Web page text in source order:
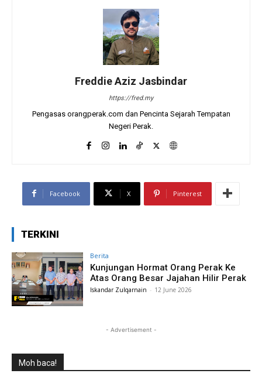
Freddie Aziz Jasbindar
https://fred.my
Pengasas orangperak.com dan Pencinta Sejarah Tempatan
Negeri Perak.
Facebook X Pinterest
TERKINI
Berita
Kunjungan Hormat Orang Perak Ke
Atas Orang Besar Jajahan Hilir Perak
Iskandar Zulqarnain - 12 June 2026
- Advertisement -
Moh baca!